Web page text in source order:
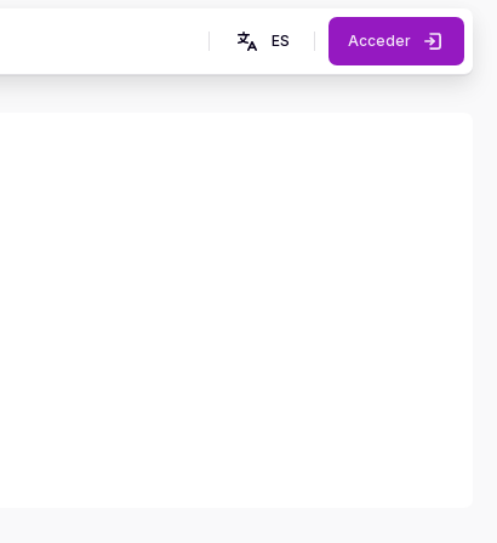
ES Acceder